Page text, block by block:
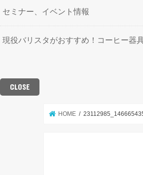
セミナー、イベント情報
現役バリスタがおすすめ！コーヒー器
CLOSE
HOME